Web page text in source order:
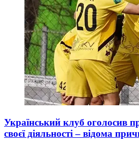
Український клуб оголосив
своєї діяльності – відома